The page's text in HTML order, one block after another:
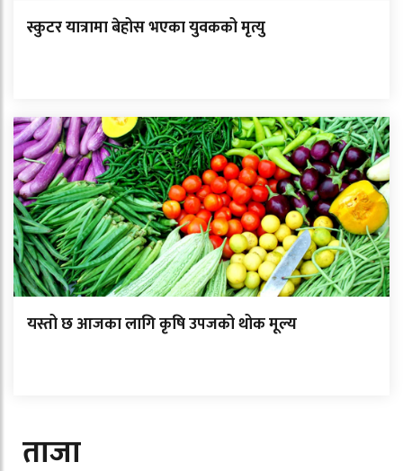
स्कुटर यात्रामा बेहोस भएका युवकको मृत्यु
यस्तो छ आजका लागि कृषि उपजको थोक मूल्य
ताजा